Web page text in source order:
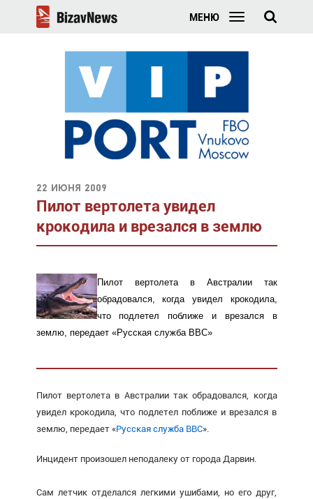
МЕНЮ
22 июня 2009
Пилот вертолета увидел
крокодила и врезался в землю
Пилот вертолета в Австралии так
обрадовался, когда увидел крокодила,
что подлетел поближе и врезался в
землю, передает «Русская служба ВВС»
Пилот вертолета в Австралии так обрадовался, когда
увидел крокодила, что подлетел поближе и врезался в
землю, передает «Русская служба ВВС».
Инцидент произошел неподалеку от города Дарвин.
Сам летчик отделался легкими ушибами, но его друг,